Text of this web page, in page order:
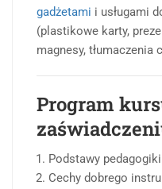
gadżetami i usługami
(plastikowe karty,
magnesy, tłumaczenia
Program
Podstawy
Cechy dobrego